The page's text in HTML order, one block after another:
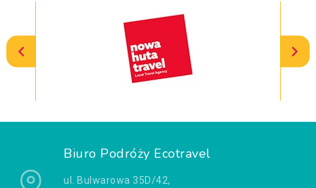
Biuro Podróży Ecotravel
ul. Bulwarowa 35D/42,